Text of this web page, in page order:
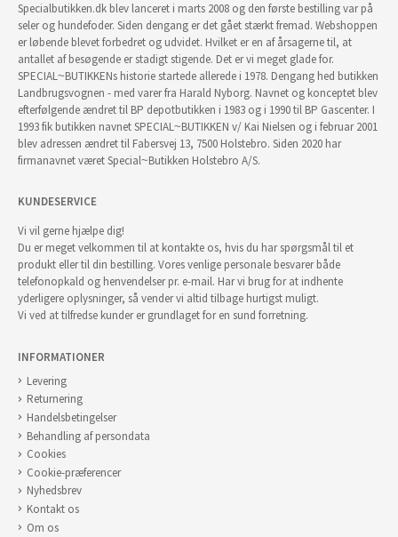
Specialbutikken.dk blev lanceret i marts 2008 og den første bestilling var på
seler og hundefoder. Siden dengang er det gået stærkt fremad. Webshoppen
er løbende blevet forbedret og udvidet. Hvilket er en af årsagerne til, at
antallet af besøgende er stadigt stigende. Det er vi meget glade for.
SPECIAL~BUTIKKENs historie startede allerede i 1978. Dengang hed butikken
Landbrugsvognen - med varer fra Harald Nyborg. Navnet og konceptet blev
efterfølgende ændret til BP depotbutikken i 1983 og i 1990 til BP Gascenter. I
1993 fik butikken navnet SPECIAL~BUTIKKEN v/ Kai Nielsen og i februar 2001
blev adressen ændret til Fabersvej 13, 7500 Holstebro. Siden 2020 har
firmanavnet været Special~Butikken Holstebro A/S.
KUNDESERVICE
Vi vil gerne hjælpe dig!
Du er meget velkommen til at kontakte os, hvis du har spørgsmål til et
produkt eller til din bestilling. Vores venlige personale besvarer både
telefonopkald og henvendelser pr. e-mail. Har vi brug for at indhente
yderligere oplysninger, så vender vi altid tilbage hurtigst muligt.
Vi ved at tilfredse kunder er grundlaget for en sund forretning.
INFORMATIONER
Levering
Returnering
Handelsbetingelser
Behandling af persondata
Cookies
Cookie-præferencer
Nyhedsbrev
Kontakt os
Om os